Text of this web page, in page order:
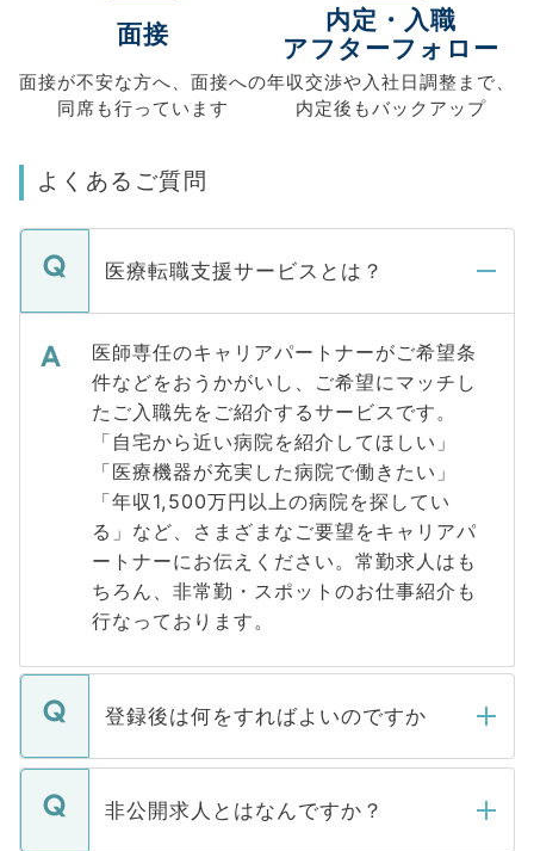
面接
面接が不安な方へ、 面接への
同席も行っています
内定・入職
アフターフォロー
年収交渉や入社日調整まで、
内定後もバックアップ
よくあるご質問
医療転職支援サービスとは？
医師専任のキャリアパートナーがご希望条
件などをおうかがいし、ご希望にマッチし
たご入職先をご紹介するサービスです。
「自宅から近い病院を紹介してほしい」
「医療機器が充実した病院で働きたい」
「年収1,500万円以上の病院を探してい
る」など、さまざまなご要望をキャリアパ
ートナーにお伝えください。常勤求人はも
ちろん、非常勤・スポットのお仕事紹介も
行なっております。
登録後は何をすればよいのですか
ご登録いただきましたら、弊社担当者がご
登録内容を確認し、その後メールもしくは
非公開求人とはなんですか？